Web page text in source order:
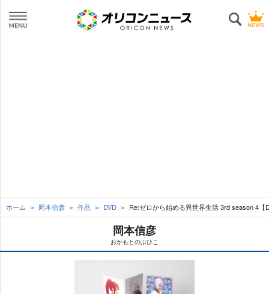
ホーム 岡本信彦 作品 DVD Re:ゼロから始める異世界生活 3rd season 4【
岡本信彦
おかもとのぶひこ